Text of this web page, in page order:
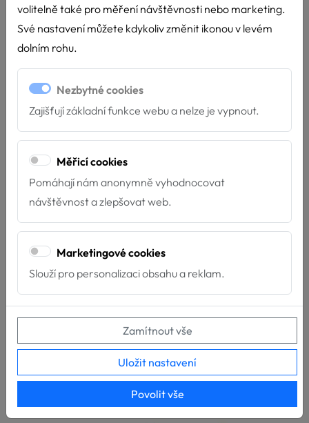
Děkujeme a přejeme Vám hodně radosti z Vaší práce.
Po uhrazení objednávky Vám bude metodický
Cena: 290 Kč s DPH
Počet kusů
Koupit VLOŽIT DO KOŠÍKU
volitelně také pro měření návštěvnosti nebo marketing.
Své nastavení můžete kdykoliv změnit ikonou v levém
dolním rohu.
Nezbytné cookies
Zajišťují základní funkce webu a nelze je vypnout.
Měřicí cookies
Pomáhají nám anonymně vyhodnocovat
návštěvnost a zlepšovat web.
Marketingové cookies
Slouží pro personalizaci obsahu a reklam.
Zamítnout vše
Uložit nastavení
Povolit vše